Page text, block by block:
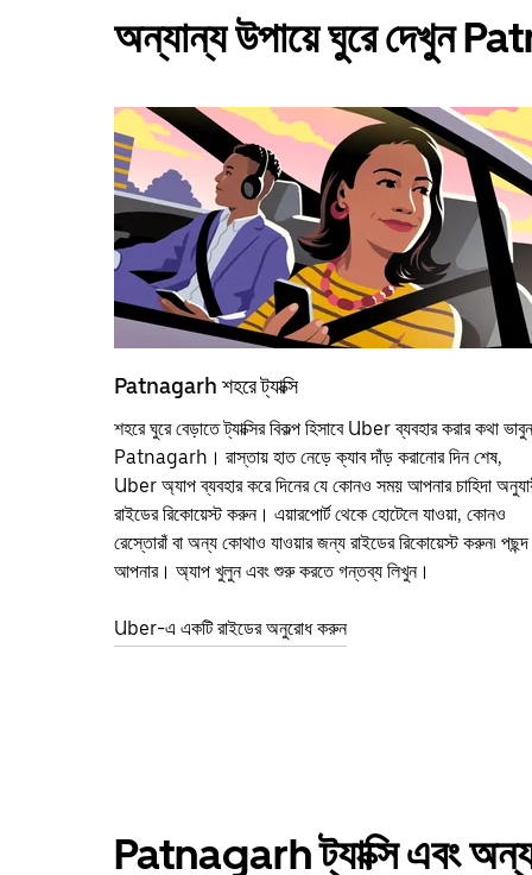
অন্যান্য উপায়ে ঘুরে দেখুন
Patnagarh শহরে ট্যাক্সি
শহরে ঘুরে বেড়াতে ট্যাক্সির বিকল্প হিসাবে Uber ব্যবহার করার কথা ভাবুন
Patnagarh। রাস্তায় হাত নেড়ে ক্যাব দাঁড় করানোর দিন শেষ,
Uber অ্যাপ ব্যবহার করে দিনের যে কোনও সময় আপনার চাহিদা
রাইডের রিকোয়েস্ট করুন। এয়ারপোর্ট থেকে হোটেলে যাওয়া, কোনও
রেস্তোরাঁ বা অন্য কোথাও যাওয়ার জন্য রাইডের রিকোয়েস্ট করুন৷ পছন্দ
আপনার। অ্যাপ খুলুন এবং শুরু করতে গন্তব্য লিখুন।
Uber-এ একটি রাইডের অনুরোধ করুন
Patnagarh ট্যাক্সি এবং